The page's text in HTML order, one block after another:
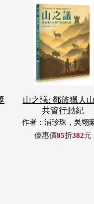
山之議: 鄒族獵人
共管行動紀
作者：浦珍珠，吳翊
呂翊齊，張惠東，許
優惠價85折382元